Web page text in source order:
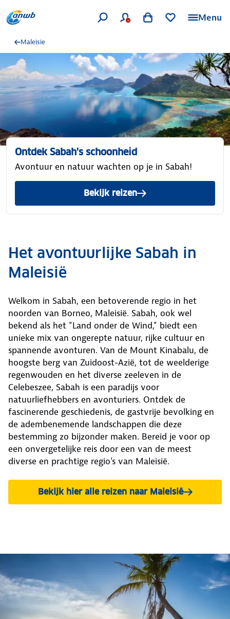
Menu
Maleisie
Ontdek Sabah's schoonheid
Avontuur en natuur wachten op je in Sabah!
Bekijk reizen
Het avontuurlijke Sabah in
Maleisië
Welkom in Sabah, een betoverende regio in het
noorden van Borneo, Maleisië. Sabah, ook wel
bekend als het "Land onder de Wind," biedt een
unieke mix van ongerepte natuur, rijke cultuur en
spannende avonturen. Van de Mount Kinabalu, de
hoogste berg van Zuidoost-Azië, tot de weelderige
regenwouden en het diverse zeeleven in de
Celebeszee, Sabah is een paradijs voor
natuurliefhebbers en avonturiers. Ontdek de
fascinerende geschiedenis, de gastvrije bevolking en
de adembenemende landschappen die deze
bestemming zo bijzonder maken. Bereid je voor op
een onvergetelijke reis door een van de meest
diverse en prachtige regio's van Maleisië.
Bekijk hier alle reizen naar Maleisië